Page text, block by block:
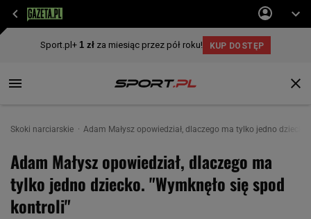
Skoki narciarskie Adam Małysz opowiedział, dlaczego ma tylko jedno
Adam Małysz opowiedział, dlaczego ma
tylko jedno dziecko. "Wymknęło się spod
kontroli"